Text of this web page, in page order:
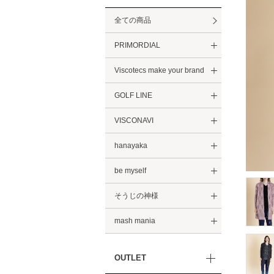
全ての商品
PRIMORDIAL
Viscotecs make your brand
GOLF LINE
VISCONAVI
hanayaka
be myself
そうじの神様
mash mania
OUTLET